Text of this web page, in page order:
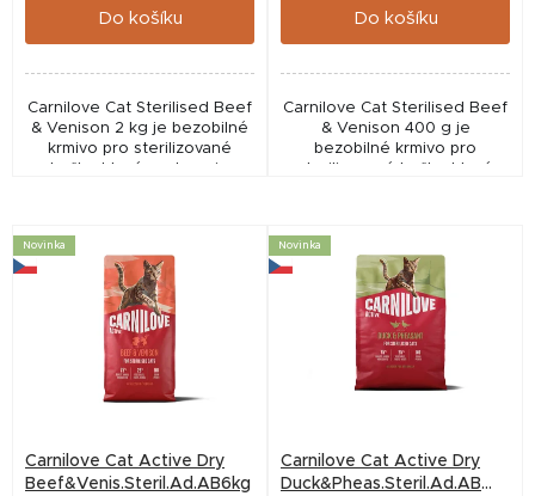
Do košíku
Carnilove Cat Sterilised Beef
& Venison 2 kg je bezobilné
krmivo pro sterilizované
kočky, které podporuje
Do košíku
Carnilove Cat Sterilised Beef
& Venison 400 g je
bezobilné krmivo pro
sterilizované kočky, které
Novinka
Carnilove Cat Active Dry
Beef&Venis.Steril.Ad.AB6kg
Novinka
Carnilove Cat Active Dry
Duck&Pheas.Steril.Ad.AB